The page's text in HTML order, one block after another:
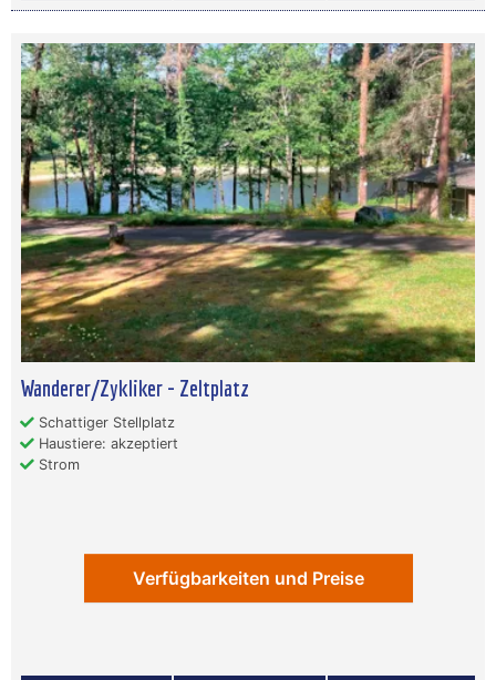
Wanderer/Zykliker - Zeltplatz
Schattiger Stellplatz
Haustiere: akzeptiert
Strom
Verfügbarkeiten und Preise